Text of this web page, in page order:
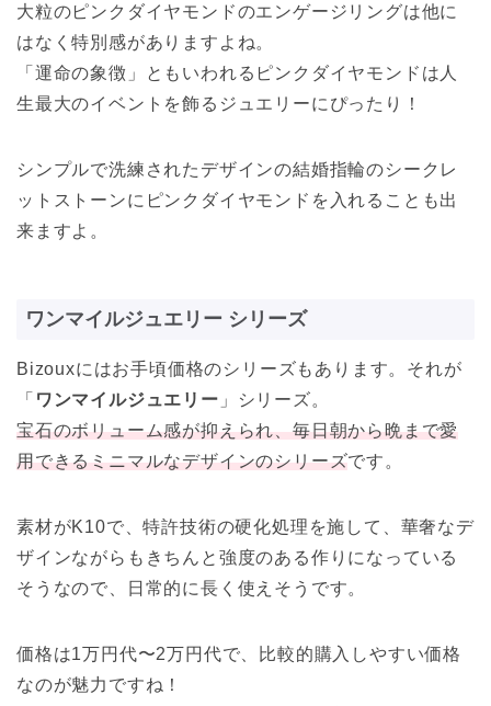
大粒のピンクダイヤモンドのエンゲージリングは他に
はなく特別感がありますよね。
「運命の象徴」ともいわれるピンクダイヤモンドは人
生最大のイベントを飾るジュエリーにぴったり！
シンプルで洗練されたデザインの結婚指輪のシークレ
ットストーンにピンクダイヤモンドを入れることも出
来ますよ。
ワンマイルジュエリー シリーズ
Bizouxにはお手頃価格のシリーズもあります。それが
「 ワンマイルジュエリー 」シリーズ。
宝石のボリューム感が抑えられ、毎日朝から晩まで愛
用できるミニマルなデザインのシリーズです。
素材がK10で、特許技術の硬化処理を施して、華奢なデ
ザインながらもきちんと強度のある作りになっている
そうなので、日常的に長く使えそうです。
価格は1万円代〜2万円代で、比較的購入しやすい価格
なのが魅力ですね！